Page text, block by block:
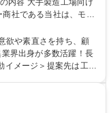
社である当社は、モノ
幅広い提案力と自由な
スを幅広い選択肢から
◆自社製品でもある「流
し、技術部門と共同で
欲や素直さを持ち、顧
界出身が多数活躍！長
断でノウハウ共有を進